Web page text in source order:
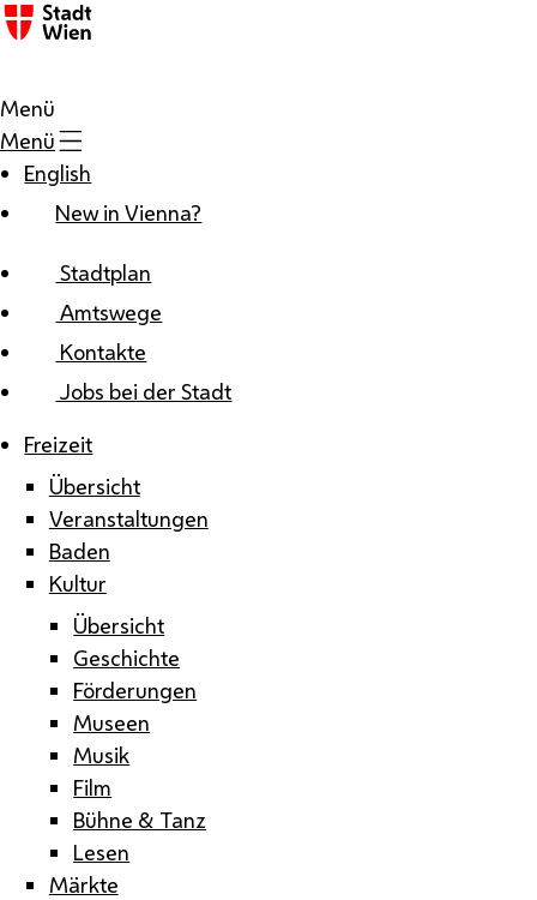
Zum Inhalt
Menü
Menü
English
New in Vienna?
Stadtplan
Amtswege
Kontakte
Jobs bei der Stadt
Freizeit
Übersicht
Veranstaltungen
Baden
Kultur
Übersicht
Geschichte
Förderungen
Museen
Musik
Film
Bühne & Tanz
Lesen
Märkte